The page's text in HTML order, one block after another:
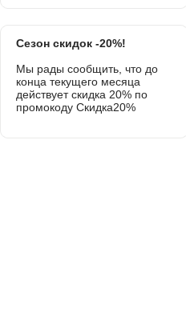
Сезон скидок -20%!
Мы рады сообщить, что до
конца текущего месяца
действует скидка 20% по
промокоду Скидка20%